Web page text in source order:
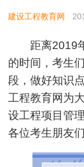
建设工程教育网
距离2019
的时间，考生
段，做好知识
工程教育网为
设工程项目管理
各位考生朋友